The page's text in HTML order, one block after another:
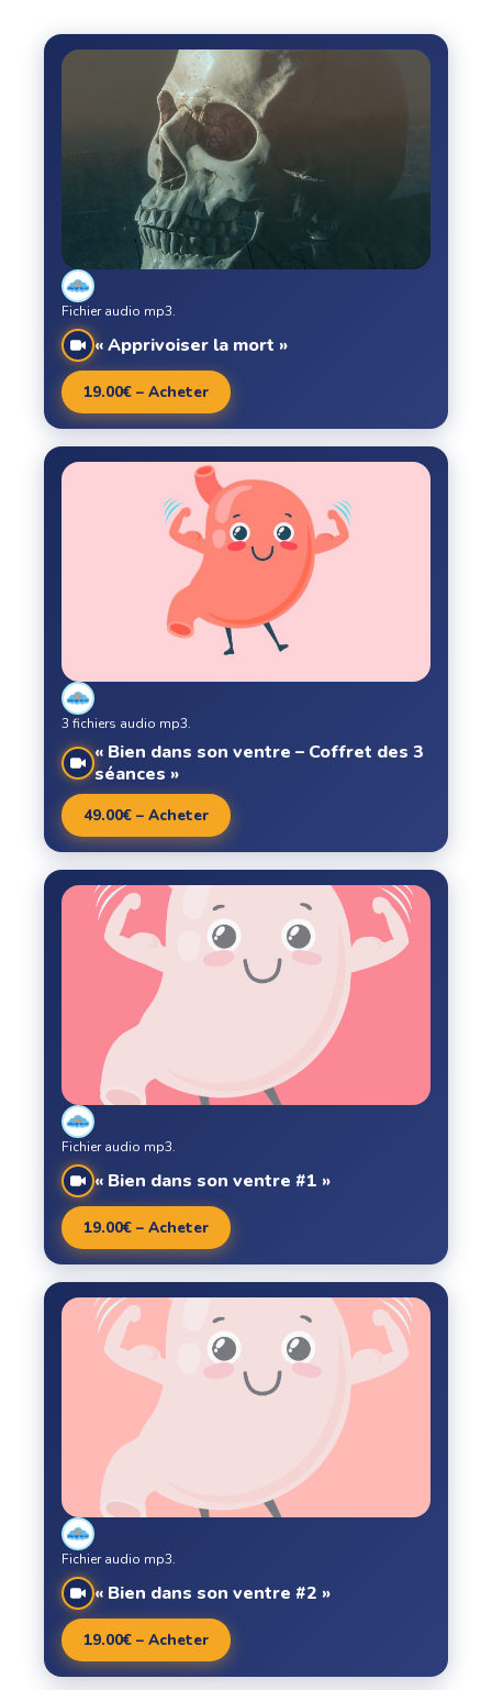
« Apprivoiser la mort »
Fichier audio mp3.
19.00€ – Acheter
« Bien dans son ventre – Coffret des 3
séances »
3 fichiers audio mp3.
49.00€ – Acheter
« Bien dans son ventre #1 »
Fichier audio mp3.
19.00€ – Acheter
« Bien dans son ventre #2 »
Fichier audio mp3.
19.00€ – Acheter